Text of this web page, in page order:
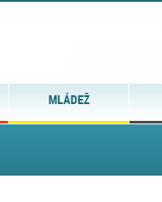
MLÁDEŽ